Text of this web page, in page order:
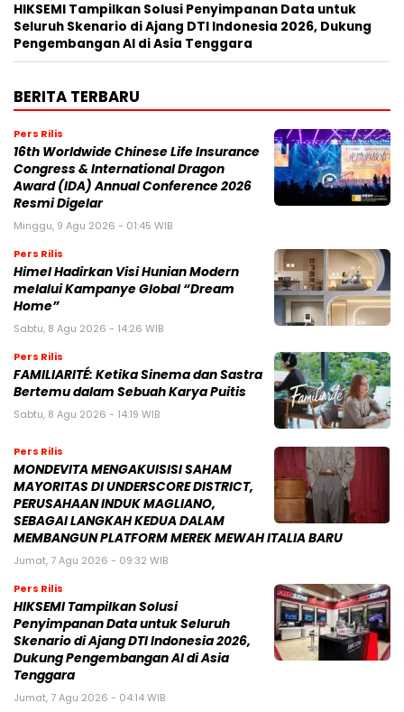
HIKSEMI Tampilkan Solusi Penyimpanan Data untuk
Seluruh Skenario di Ajang DTI Indonesia 2026, Dukung
Pengembangan AI di Asia Tenggara
BERITA TERBARU
Pers Rilis
16th Worldwide Chinese Life Insurance
Congress & International Dragon
Award (IDA) Annual Conference 2026
Resmi Digelar
Minggu, 9 Agu 2026 - 01:45 WIB
Pers Rilis
Himel Hadirkan Visi Hunian Modern
melalui Kampanye Global “Dream
Home”
Sabtu, 8 Agu 2026 - 14:26 WIB
Pers Rilis
FAMILIARITÉ: Ketika Sinema dan Sastra
Bertemu dalam Sebuah Karya Puitis
Sabtu, 8 Agu 2026 - 14:19 WIB
Pers Rilis
MONDEVITA MENGAKUISISI SAHAM
MAYORITAS DI UNDERSCORE DISTRICT,
PERUSAHAAN INDUK MAGLIANO,
SEBAGAI LANGKAH KEDUA DALAM
MEMBANGUN PLATFORM MEREK MEWAH ITALIA BARU
Jumat, 7 Agu 2026 - 09:32 WIB
Pers Rilis
HIKSEMI Tampilkan Solusi
Penyimpanan Data untuk Seluruh
Skenario di Ajang DTI Indonesia 2026,
Dukung Pengembangan AI di Asia
Tenggara
Jumat, 7 Agu 2026 - 04:14 WIB